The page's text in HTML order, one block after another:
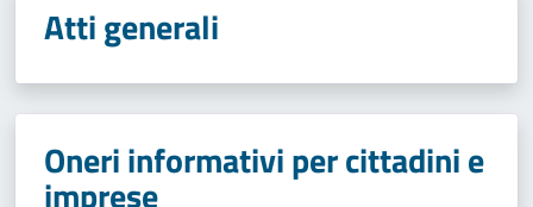
Atti generali
Oneri informativi per cittadini e
imprese